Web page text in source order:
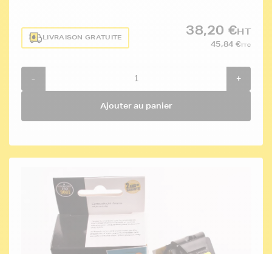
LIVRAISON GRATUITE
38,20 €HT
45,84 €TTC
- +
Ajouter au panier